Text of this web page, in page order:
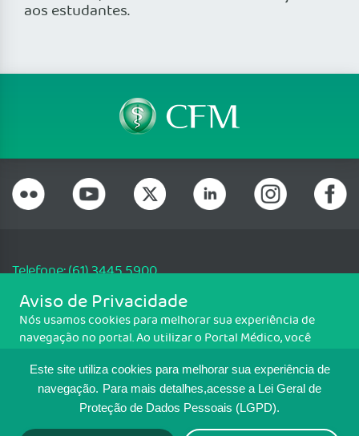
Este site utiliza cookies para melhorar sua experiência de
navegação. Para mais detalhes,acesse a Lei Geral de
Proteção de Dados Pessoais (LGPD).
aos estudantes.
Telefone: (61) 3445 5900
Email: cfm@portalmedico.org.br
SGAS 616, Conjunto D, Lote 115, L2 Sul, Brasília/DF - CEP: 70200-760 -
CNPJ: 33.583.550/0001-30
MAPA DO SITE
Aviso de Privacidade
Nós usamos cookies para melhorar sua experiência de
navegação no portal. Ao utilizar o Portal Médico, você
Para ter mais informações sobre como isso é feito, acesse
Política de cookies. Se você concorda, clique em ACEITO.